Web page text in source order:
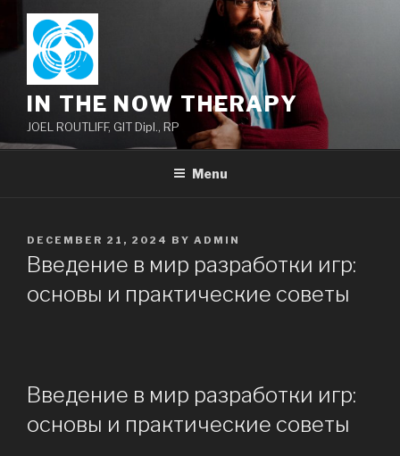
content
IN THE NOW THERAPY
JOEL ROUTLIFF, GIT Dipl., RP
Menu
POSTED
ON
DECEMBER 21, 2024 BY ADMIN
Введение в мир разработки игр:
основы и практические советы
Введение в мир разработки игр:
основы и практические советы